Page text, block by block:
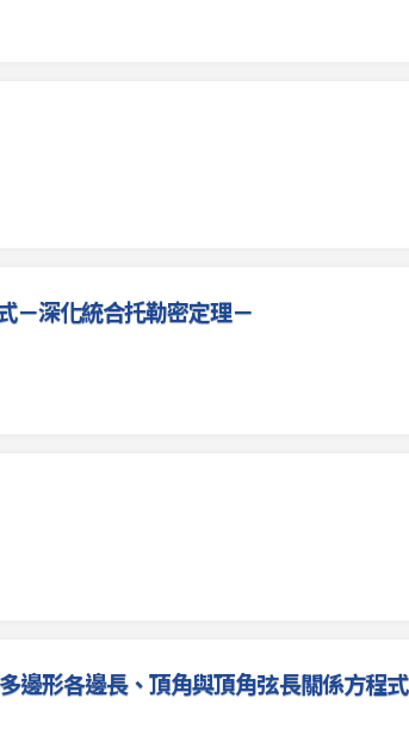
－深化統合托勒密定理－
邊形各邊長、頂角與頂角弦長關係方程式